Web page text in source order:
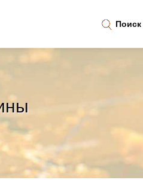
Поиск